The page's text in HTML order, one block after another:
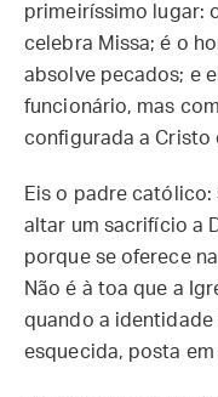
primeiríssimo lugar:
celebra Missa; é o
absolve pecados; e
funcionário, mas
configurada a Cristo
Eis o padre
altar um sacrifício a
porque se oferece
Não é à toa que a
quando a
esquecida, posta